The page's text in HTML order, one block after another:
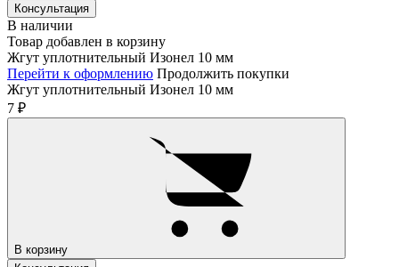
Консультация
В наличии
Товар добавлен в корзину
Жгут уплотнительный Изонел 10 мм
Перейти к оформлению Продолжить покупки
Жгут уплотнительный Изонел 10 мм
7 ₽
В корзину